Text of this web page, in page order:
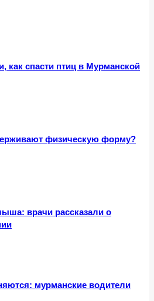
как спасти птиц в Мурманской
физическую форму?
врачи рассказали о
мурманские водители